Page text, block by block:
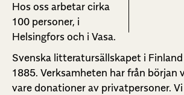
Hos oss arbetar cirka
100 personer, i
Helsingfors och i Vasa.
Svenska litteratursällskapet i
1885. Verksamheten har från början
vare donationer av privatpersoner.